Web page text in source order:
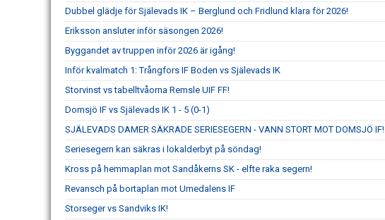
Dubbel glädje för Själevads IK – Berglund och Fridlund klara för 2026!
Eriksson ansluter inför säsongen 2026!
Byggandet av truppen inför 2026 är igång!
Inför kvalmatch 1: Trångfors IF Boden vs Själevads IK
Storvinst vs tabelltvåorna Remsle UIF FF!
Domsjö IF vs Själevads IK 1 - 5 (0-1)
SJÄLEVADS DAMER SÄKRADE SERIESEGERN - VANN STORT MOT DOMSJÖ IF!
Seriesegern kan säkras i lokalderbyt på söndag!
Kross på hemmaplan mot Sandåkerns SK - elfte raka segern!
Revansch på bortaplan mot Umedalens IF
Storseger vs Sandviks IK!